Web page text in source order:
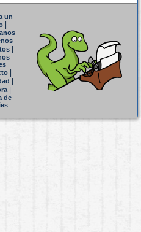
un
|
|
|
de